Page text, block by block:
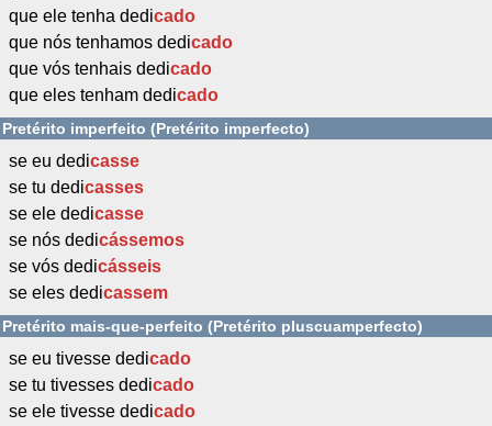
que ele tenha dedicado
que nós tenhamos dedicado
que vós tenhais dedicado
que eles tenham dedicado
Pretérito imperfeito (Pretérito imperfecto)
se eu dedicasse
se tu dedicasses
se ele dedicasse
se nós dedicássemos
se vós dedicásseis
se eles dedicassem
Pretérito mais-que-perfeito (Pretérito pluscuamperfecto)
se eu tivesse dedicado
se tu tivesses dedicado
se ele tivesse dedicado